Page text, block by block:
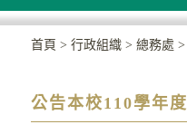
首頁 > 行政組織 > 總務處 >
公告本校110學年